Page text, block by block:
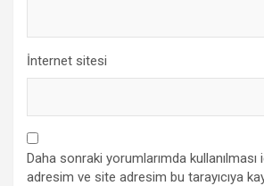
İnternet sitesi
Daha sonraki yorumlarımda
adresim ve site adresim bu tarayıcıya